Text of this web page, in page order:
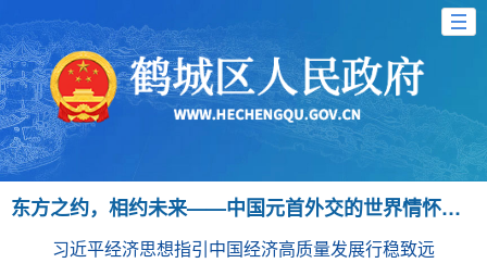
东方之约，相约未来——中国元首外交的世界情怀与大国气派
习近平经济思想指引中国经济高质量发展行稳致远